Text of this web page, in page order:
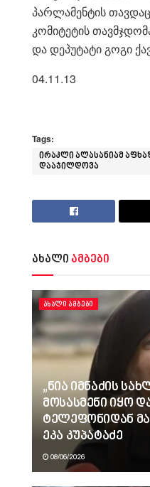
პარლამენტის
კომიტეტის
და დეპუტატი გოგი
04.11.13
Tags:
ირაკლი ალასანიამ
დააჯილდოვა
ახალი ამბები
ᲐᲮᲐᲚᲘ ᲐᲛᲑᲔᲑᲘ
„ნია იმნაძის
მოსასმენი იყო
ტელეფონიდან
ეკა კუპატაძე
08/06/2026